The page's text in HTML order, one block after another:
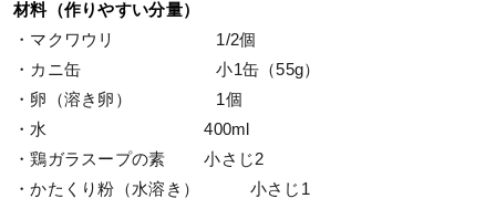
材料（作りやすい分量）
・マクワウリ 1/2個
・カニ缶 小1缶（55g）
・卵（溶き卵） 1個
・水 400ml
・鶏ガラスープの素 小さじ2
・かたくり粉（水溶き） 小さじ1